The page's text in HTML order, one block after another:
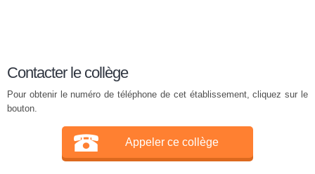
Contacter le collège
Pour obtenir le numéro de téléphone de cet établissement, cliquez sur le
bouton.
Appeler ce collège